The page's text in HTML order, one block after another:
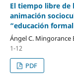
El tiempo libre de
animación
“educación
Ángel C. Mingorance
1-12
PDF